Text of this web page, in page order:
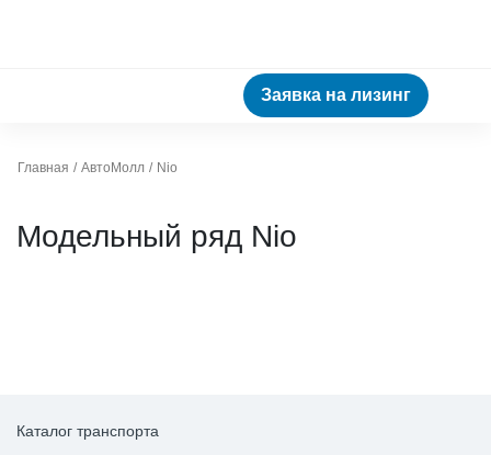
Заявка на лизинг
Главная АвтоМолл Nio
Модельный ряд Nio
Каталог транспорта